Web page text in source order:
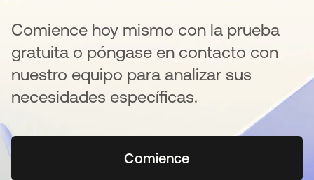
Comience hoy mismo con la prueba
gratuita o póngase en contacto con
nuestro equipo para analizar sus
necesidades específicas.
Comiencese abre en una pestaña